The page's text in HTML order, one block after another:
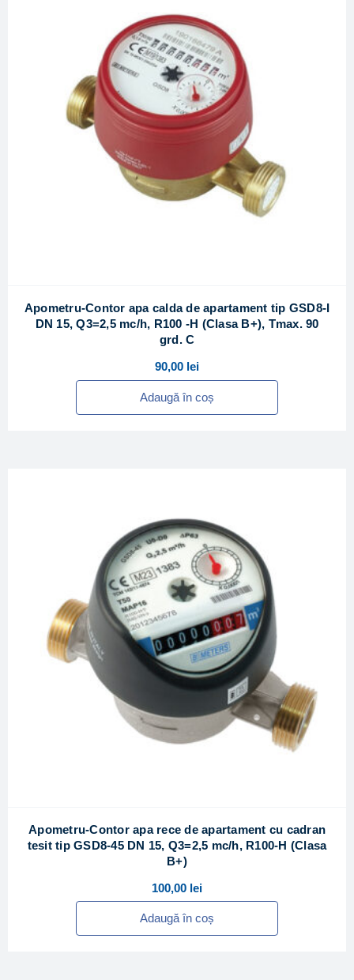
Apometru-Contor apa calda de apartament tip GSD8-I
DN 15, Q3=2,5 mc/h, R100 -H (Clasa B+), Tmax. 90
grd. C
90,00 lei
Adaugă în coș
Apometru-Contor apa rece de apartament cu cadran
tesit tip GSD8-45 DN 15, Q3=2,5 mc/h, R100-H (Clasa
B+)
100,00 lei
Adaugă în coș